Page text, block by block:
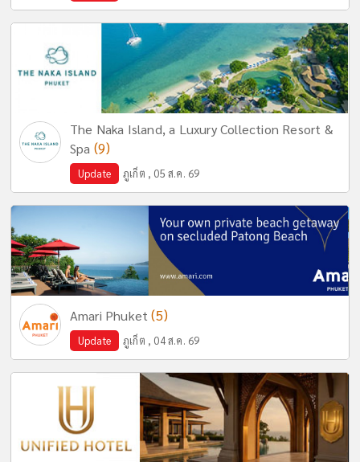
The Naka Island, a Luxury Collection Resort &
Spa (9)
Update ภูเก็ต , 05 ส.ค. 69
Amari Phuket(5)
Update ภูเก็ต , 04 ส.ค. 69